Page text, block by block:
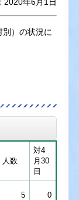
）の状況に
人数
対4
月30
日
5 0